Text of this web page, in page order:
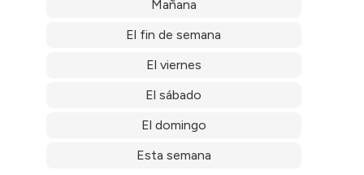
Mañana
El fin de semana
El viernes
El sábado
El domingo
Esta semana